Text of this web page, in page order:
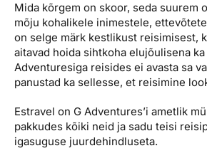
Mida kõrgem on skoor, seda suurem
mõju kohalikele inimestele,
on selge märk kestlikust reisimisest,
aitavad hoida sihtkoha elujõulisena
Adventuresiga reisides ei avasta sa
panustad ka sellesse, et reisimine
Estravel on G Adventures’i ametlik
pakkudes kõiki neid ja sadu teisi
igasuguse juurdehindluseta.